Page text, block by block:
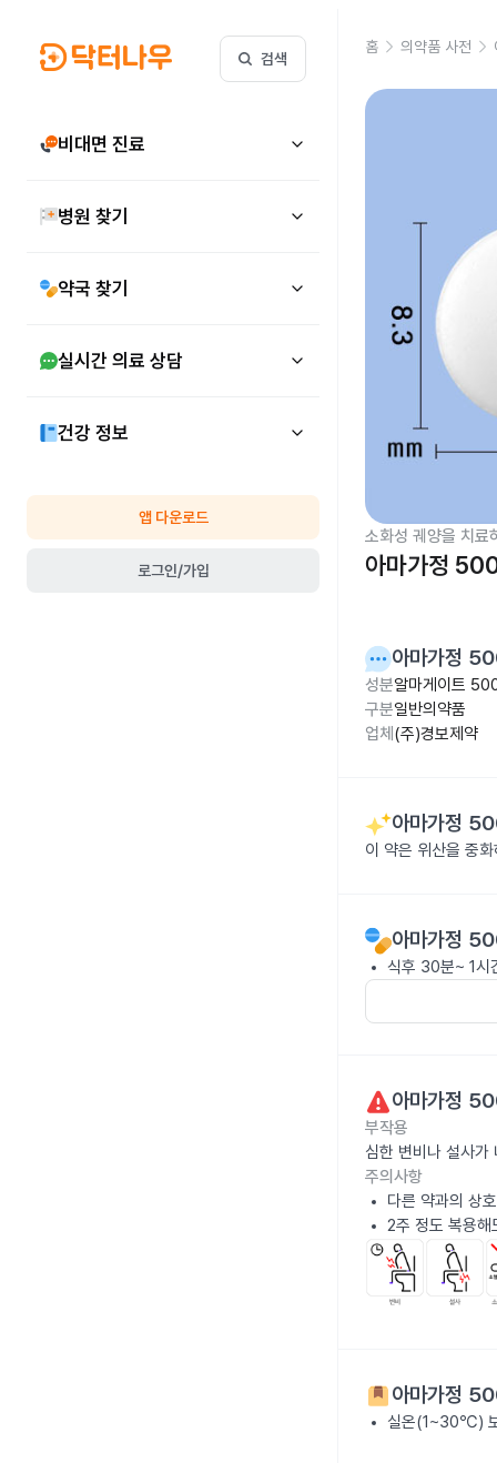
검색
비대면 진료
병원 찾기
약국 찾기
실시간 의료 상담
건강 정보
앱 다운로드
로그인/가입
홈 의약품 사전
소화성 궤양을 치료
아마가정
아마가정
성분알마게이트
구분일반의약품
업체 (주)경보제약
아마가정
이 약은 위산을 중
아마가정
식후 30분~ 1시
아마가정
부작용
심한 변비나 설사가
주의사항
다른 약과의 상
2주 정도 복용해
아마가정
실온(1~30℃)